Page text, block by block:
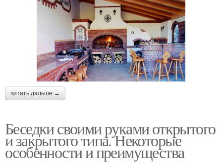
читать дальше →
Беседки своими руками открытого
и закрытого типа. Некоторые
особенности и преимущества